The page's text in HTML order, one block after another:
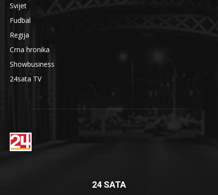
Svijet
Fudbal
Regija
Crna hronika
Showbusiness
24sata TV
24 SATA